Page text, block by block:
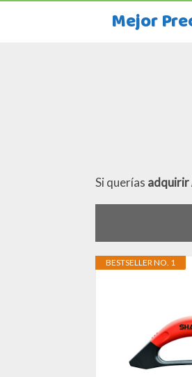
Mejor
Si querías adquirir
BESTSELLER NO. 1